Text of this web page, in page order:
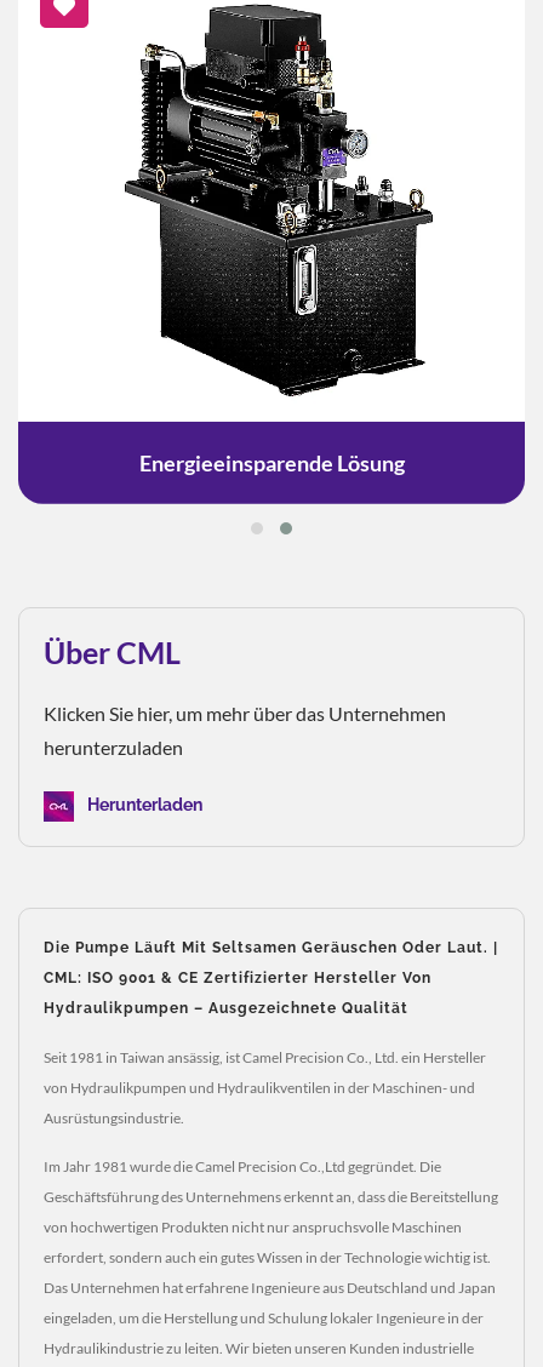
Energieeinsparende Lösung
Über CML
Klicken Sie hier, um mehr über das Unternehmen
herunterzuladen
Herunterladen
Die Pumpe Läuft Mit Seltsamen Geräuschen Oder Laut. |
CML: ISO 9001 & CE Zertifizierter Hersteller Von
Hydraulikpumpen – Ausgezeichnete Qualität
Seit 1981 in Taiwan ansässig, ist Camel Precision Co., Ltd. ein Hersteller
von Hydraulikpumpen und Hydraulikventilen in der Maschinen- und
Ausrüstungsindustrie.
Im Jahr 1981 wurde die Camel Precision Co.,Ltd gegründet. Die
Geschäftsführung des Unternehmens erkennt an, dass die Bereitstellung
von hochwertigen Produkten nicht nur anspruchsvolle Maschinen
erfordert, sondern auch ein gutes Wissen in der Technologie wichtig ist.
Das Unternehmen hat erfahrene Ingenieure aus Deutschland und Japan
eingeladen, um die Herstellung und Schulung lokaler Ingenieure in der
Hydraulikindustrie zu leiten. Wir bieten unseren Kunden industrielle